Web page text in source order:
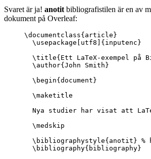
Svaret är ja! anotitbibliografistilen är en av
dokument på Overleaf:
\documentclass{ article }
\usepackage
utf8 ]{ inputenc }
\title{Ett LaTeX-exempel
\author{John Smith}
\begin{ document }
\maketitle
Nya studier har visat att
\medskip
\bibliographystyle{anotit} %
\bibliography{bibliography}